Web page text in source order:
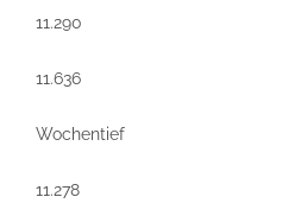
11.290
11.636
Wochentief
11.278